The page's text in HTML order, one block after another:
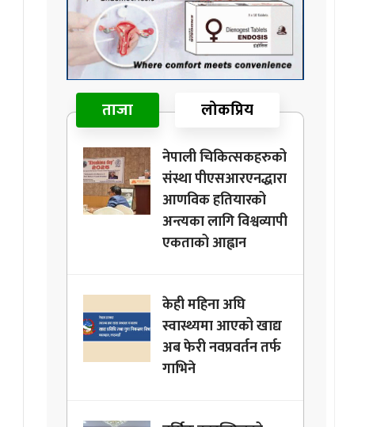
ताजा लोकप्रिय
नेपाली चिकित्सकहरुको
संस्था पीएसआरएनद्धारा
आणविक हतियारको
अन्त्यका लागि विश्वव्यापी
एकताको आह्वान
केही महिना अघि
स्वास्थ्यमा आएको खाद्य
अब फेरी नवप्रवर्तन तर्फ
गाभिने